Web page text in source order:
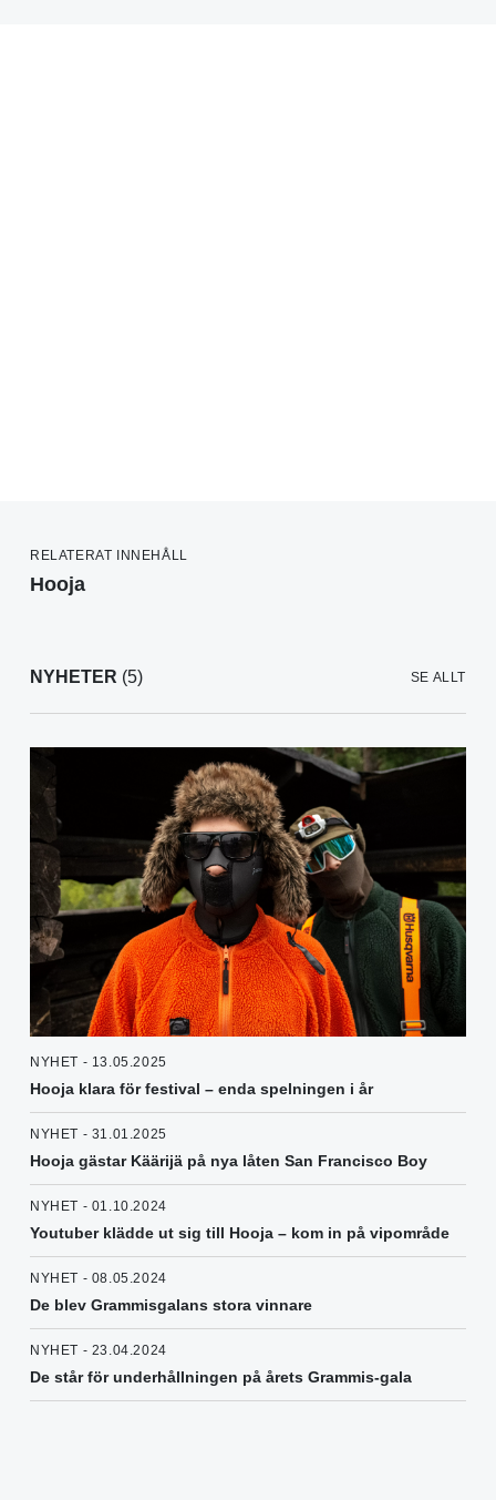
RELATERAT INNEHÅLL
Hooja
NYHETER (5) SE ALLT
NYHET - 13.05.2025
Hooja klara för festival – enda spelningen i år
NYHET - 31.01.2025
Hooja gästar Käärijä på nya låten San Francisco Boy
NYHET - 01.10.2024
Youtuber klädde ut sig till Hooja – kom in på vipområde
NYHET - 08.05.2024
De blev Grammisgalans stora vinnare
NYHET - 23.04.2024
De står för underhållningen på årets Grammis-gala